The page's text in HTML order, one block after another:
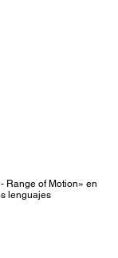
Range of Motion» en
lenguajes